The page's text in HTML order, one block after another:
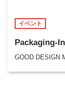
イベント
Packaging-
GOOD DESIGN